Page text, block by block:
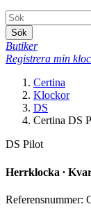
Sök
Butiker
Registrera min
Certina
Klockor
DS
Certina DS
DS Pilot
Herrklocka ∙
Referensnummer: